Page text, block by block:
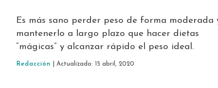
Es más sano perder peso de forma moderada
mantenerlo a largo plazo que hacer dietas
“mágicas” y alcanzar rápido el peso ideal.
Redacción | Actualizado: 15 abril, 2020